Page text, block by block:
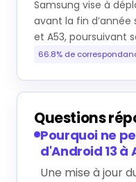
Questions
Pourquoi ne
d'Android 13 à
rollback après la
Que doivent
groupe bêta
Ils doivent se
jour sans